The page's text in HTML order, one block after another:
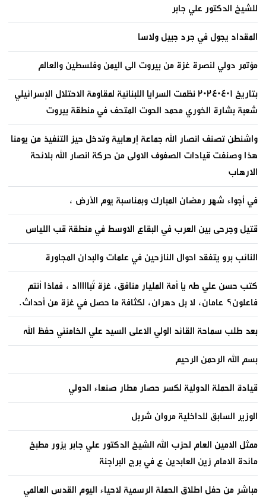
للشيخ الدكتور علي جابر
المقداد يجول في جرد جبيل ولاسا
مؤتمر دولي لنصرة غزة من بيروت الى اليمن وفلسطين والعالم
بتاريخ ٢٠٢٤٠٤٠١ نظمت السرايا اللبنانية لمقاومة الاحتلال الإسرائيلي
شعبة بشارة الخوري محمد الحوت المتحف في منطقة بيروت
واشنطن تصنف انصار الله جماعة إرهابية وتدخل حيز التنفيذ من يومنا
هذا وصنفت قيادات الصفوف الاولى من حركة انصار الله بلائحة
الارهاب
في أجواء شهر رمضان المبارك وبمناسبة يوم الأرض ،
قتيل وجرحى بين العرب في البقاع الاوسط في منطقة قب اللياس
النائب برو يتفقد احوال النازحين في علمات والبدان المجاورة
كتب حسن علي طه يا أمة المليار منافق، غزة تُباااااد ، فماذا أنتم
فاعلون؟ عامان، لا بل دهران، لكثافة ما حصل في غزة من أحداث.
بعد طلب سماحة القائد الولي الاعلى السيد علي الخامنئي حفظ الله
بسم الله الرحمن الرحيم
قيادة الحملة الدولية لكسر حصار مطار صنعاء الدولي
الوزير السابق للداخلية مروان شربل
ممثل الامين العام لحزب الله الشيخ الدكتور علي جابر يزور مطبخ
مائدة الامام زين العابدين ع في برج البراجنة
مباشر من حفل اطلاق الحملة الرسمية لاحياء اليوم القدس العالمي